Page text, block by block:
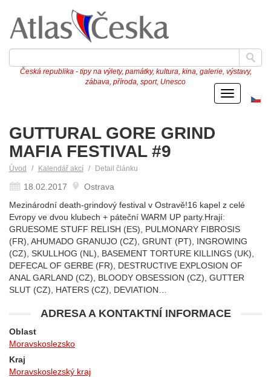
Česká republika - tipy na výlety, památky, kultura, kina, galerie, výstavy,
zábava, příroda, sport, Unesco
Menu
GUTTURAL GORE GRIND
MAFIA FESTIVAL #9
Úvod Kalendář akcí Detail článku
18.02.2017
Ostrava
Mezinárodní death-grindový festival v Ostravě!16 kapel z celé
Evropy ve dvou klubech + páteční WARM UP party.Hrají:
GRUESOME STUFF RELISH (ES), PULMONARY FIBROSIS
(FR), AHUMADO GRANUJO (CZ), GRUNT (PT), INGROWING
(CZ), SKULLHOG (NL), BASEMENT TORTURE KILLINGS (UK),
DEFECAL OF GERBE (FR), DESTRUCTIVE EXPLOSION OF
ANAL GARLAND (CZ), BLOODY OBSESSION (CZ), GUTTER
SLUT (CZ), HATERS (CZ), DEVIATION…
ADRESA A KONTAKTNÍ INFORMACE
Oblast
Moravskoslezsko
Kraj
Moravskoslezský kraj